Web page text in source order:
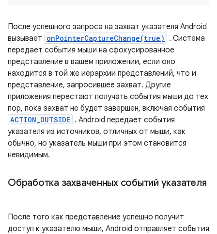
После успешного запроса на захват указателя Android
вызывает onPointerCaptureChange(true)
. Система
передает события мыши на сфокусированное
представление в вашем приложении, если оно
находится в той же иерархии представлений, что и
представление, запросившее захват. Другие
приложения перестают получать события мыши до тех
пор, пока захват не будет завершен, включая события
ACTION_OUTSIDE . Android передает события
указателя из источников, отличных от мыши, как
обычно, но указатель мыши при этом становится
невидимым.
Обработка захваченных событий указателя
После того как представление успешно получит
доступ к указателю мыши, Android отправляет события